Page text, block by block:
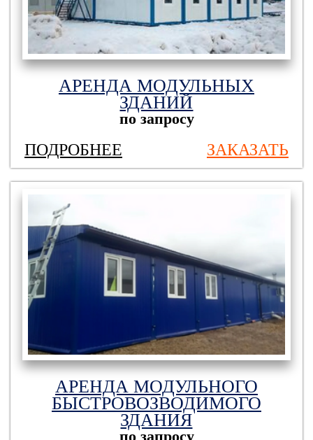
АРЕНДА МОДУЛЬНЫХ
ЗДАНИЙ
по запросу
ПОДРОБНЕЕ ЗАКАЗАТЬ
АРЕНДА МОДУЛЬНОГО
БЫСТРОВОЗВОДИМОГО
ЗДАНИЯ
по запросу